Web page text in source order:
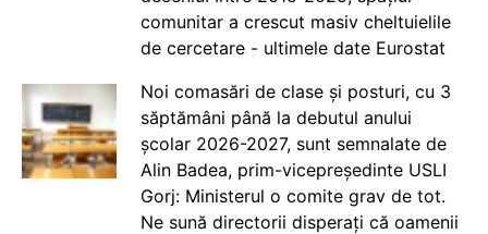
comunitar a crescut masiv cheltuielile
de cercetare - ultimele date Eurostat
Noi comasări de clase și posturi, cu 3
săptămâni până la debutul anului
școlar 2026-2027, sunt semnalate de
Alin Badea, prim-vicepreședinte USLI
Gorj: Ministerul o comite grav de tot.
Ne sună directorii disperați că oamenii